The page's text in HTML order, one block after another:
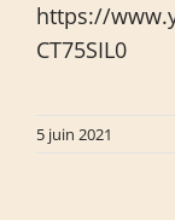
https://
CT75SIL0
5 juin 2021